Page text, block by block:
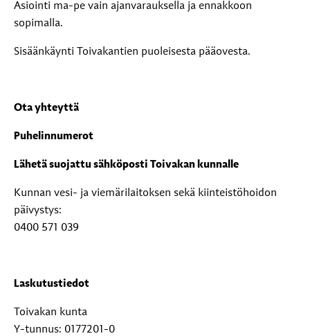
Asiointi ma-pe vain ajanvarauksella ja ennakkoon
sopimalla.
Sisäänkäynti Toivakantien puoleisesta pääovesta.
Ota yhteyttä
Puhelinnumerot
Lähetä suojattu sähköposti Toivakan kunnalle
Kunnan vesi- ja viemärilaitoksen sekä kiinteistöhoidon
päivystys:
0400 571 039
Laskutustiedot
Toivakan kunta
Y-tunnus: 0177201-0